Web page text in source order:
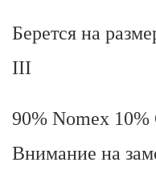
Берется на
III
90% Nomex 10%
Внимание на